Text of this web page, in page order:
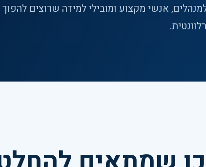
אנשי מקצוע ומובילי למידה שרוצים להפוך